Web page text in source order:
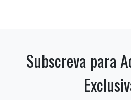
Subscreva para